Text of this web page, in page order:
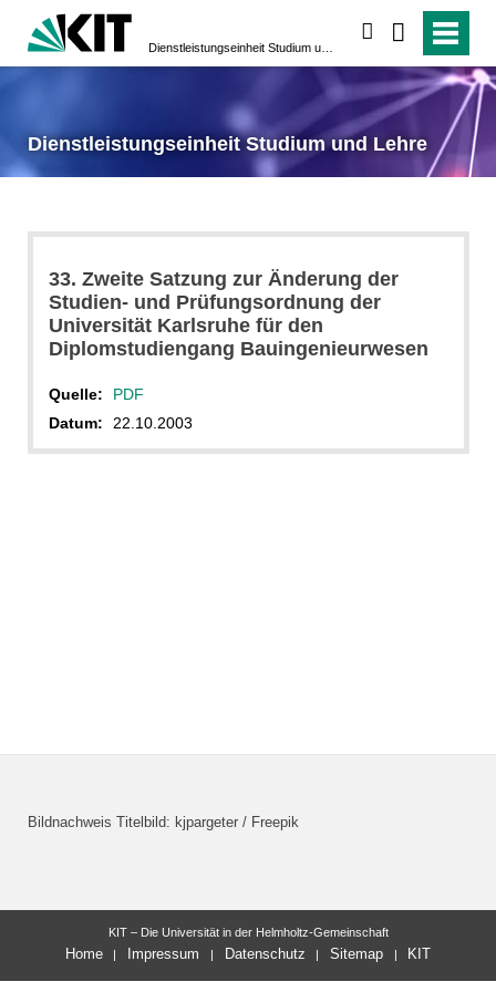
Dienstleistungseinheit Studium und Lehre
33. Zweite Satzung zur Änderung der
Studien- und Prüfungsordnung der
Universität Karlsruhe für den
Diplomstudiengang Bauingenieurwesen
Quelle:
PDF
Datum:
22.10.2003
Bildnachweis Titelbild: kjpargeter / Freepik
KIT – Die Universität in der Helmholtz-Gemeinschaft
Home Impressum Datenschutz Sitemap KIT